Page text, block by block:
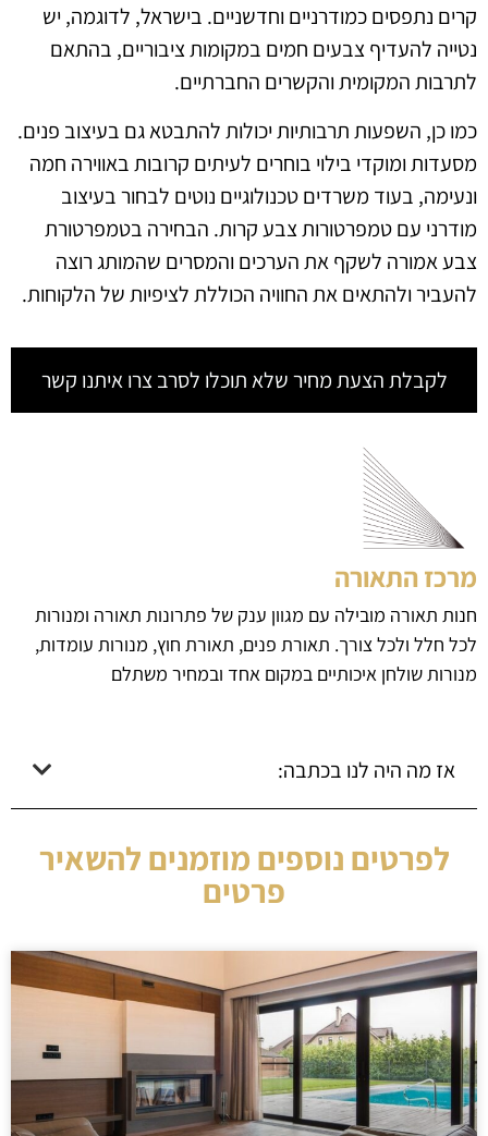
קרים נתפסים כמודרניים וחדשניים. בישראל, לדוגמה, יש
נטייה להעדיף צבעים חמים במקומות ציבוריים, בהתאם
לתרבות המקומית והקשרים החברתיים.
כמו כן, השפעות תרבותיות יכולות להתבטא גם בעיצוב פנים.
מסעדות ומוקדי בילוי בוחרים לעיתים קרובות באווירה חמה
ונעימה, בעוד משרדים טכנולוגיים נוטים לבחור בעיצוב
מודרני עם טמפרטורות צבע קרות. הבחירה בטמפרטורת
צבע אמורה לשקף את הערכים והמסרים שהמותג רוצה
להעביר ולהתאים את החוויה הכוללת לציפיות של הלקוחות.
לקבלת הצעת מחיר שלא תוכלו לסרב צרו איתנו קשר
מרכז התאורה
חנות תאורה מובילה עם מגוון ענק של פתרונות תאורה ומנורות
לכל חלל ולכל צורך. תאורת פנים, תאורת חוץ, מנורות עומדות,
מנורות שולחן איכותיים במקום אחד ובמחיר משתלם
אז מה היה לנו בכתבה:
לפרטים נוספים מוזמנים להשאיר
פרטים